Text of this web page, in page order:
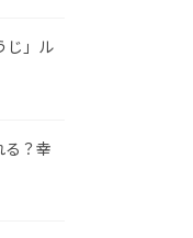
じ」ル
る？幸